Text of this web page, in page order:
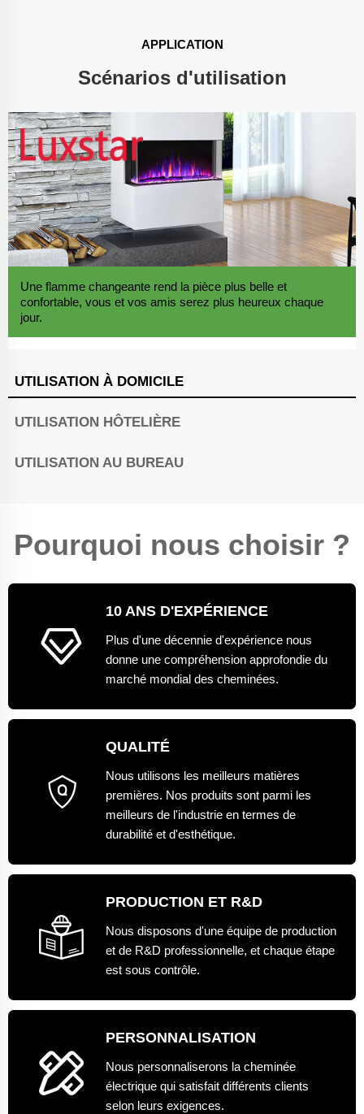
APPLICATION
Scénarios d'utilisation
Une flamme changeante rend la pièce plus belle et
confortable, vous et vos amis serez plus heureux chaque
jour.
UTILISATION À DOMICILE
UTILISATION HÔTELIÈRE
UTILISATION AU BUREAU
Pourquoi nous choisir ?
10 ANS D'EXPÉRIENCE
Plus d'une décennie d'expérience nous
donne une compréhension approfondie du
marché mondial des cheminées.
QUALITÉ
Nous utilisons les meilleurs matières
premières. Nos produits sont parmi les
meilleurs de l'industrie en termes de
durabilité et d'esthétique.
PRODUCTION ET R&D
Nous disposons d'une équipe de production
et de R&D professionnelle, et chaque étape
est sous contrôle.
PERSONNALISATION
Nous personnaliserons la cheminée
électrique qui satisfait différents clients
selon leurs exigences.